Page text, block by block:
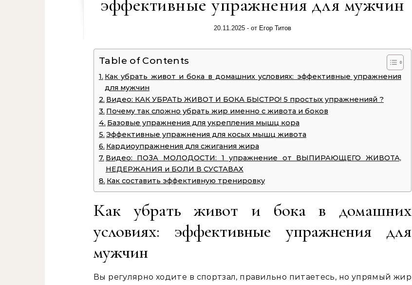
эффективные упражнения для мужчин
20.11.2025 - от Егор Титов
Table of Contents
Как убрать живот и бока в домашних условиях: эффективные упражнения
для мужчин
Видео: КАК УБРАТЬ ЖИВОТ И БОКА БЫСТРО! 5 простых упражненияй ?
Почему так сложно убрать жир именно с живота и боков
Базовые упражнения для укрепления мышц кора
Эффективные упражнения для косых мышц живота
Кардиоупражнения для сжигания жира
Видео: ПОЗА МОЛОДОСТИ: 1 упражнение от ВЫПИРАЮЩЕГО ЖИВОТА,
НЕДЕРЖАНИЯ и БОЛИ В СУСТАВАХ
Как составить эффективную тренировку
Как убрать живот и бока в домашних
условиях: эффективные упражнения для
мужчин
Вы регулярно ходите в спортзал, правильно питаетесь, но упрямый жир